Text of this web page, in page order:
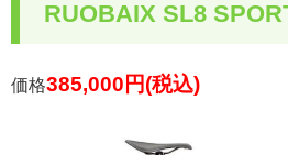
RUOBAIX SL8
価格385,000円(税込)